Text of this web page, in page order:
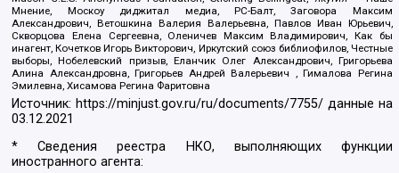
Мнение, Москоу диджитал медиа, РС-Балт, Заговора Максим
Александрович, Ветошкина Валерия Валерьевна, Павлов Иван Юрьевич,
Скворцова Елена Сергеевна, Оленичев Максим Владимирович, Как бы
инагент, Кочетков Игорь Викторович, Иркутский союз библиофилов, Честные
выборы, Нобелевский призыв, Еланчик Олег Александрович, Григорьева
Алина Александровна, Григорьев Андрей Валерьевич , Гималова Регина
Эмилевна, Хисамова Регина Фаритовна
Источник: https://minjust.gov.ru/ru/documents/7755/ данные на
03.12.2021
* Сведения реестра НКО, выполняющих функции
иностранного агента: